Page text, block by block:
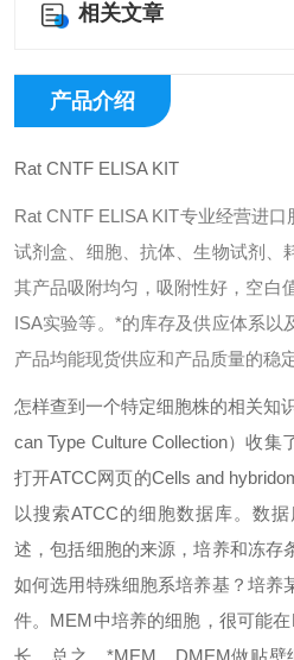
相关文章
产品介绍
Rat CNTF ELISA KIT
Rat CNTF ELISA KIT专业经营进
试剂盒、细胞、抗体、生物试剂、
其产品吸附均匀，吸附性好，空白
ISA实验等。*的库存及供应体系以
产品均能现货供应和产品质量的稳定
怎样查到一个特定细胞株的相关知
can Type Culture Collection）收集
打开ATCC网页的Cells and
以搜索ATCC的细胞数据库。数
述，包括细胞的来源，培养和冻存
如何选用特殊细胞系培养基？ 培养
件。MEM中培养的细胞，很可能
长。总之，*MEM、DMEM做贴壁